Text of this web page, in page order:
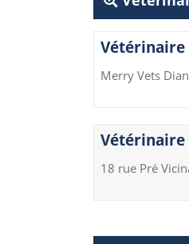
Vétérinaire
Merry Vets
18 rue Pré